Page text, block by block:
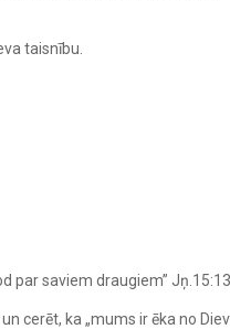
taisnību.
par saviem draugiem”
cerēt, ka „mums ir ēka no